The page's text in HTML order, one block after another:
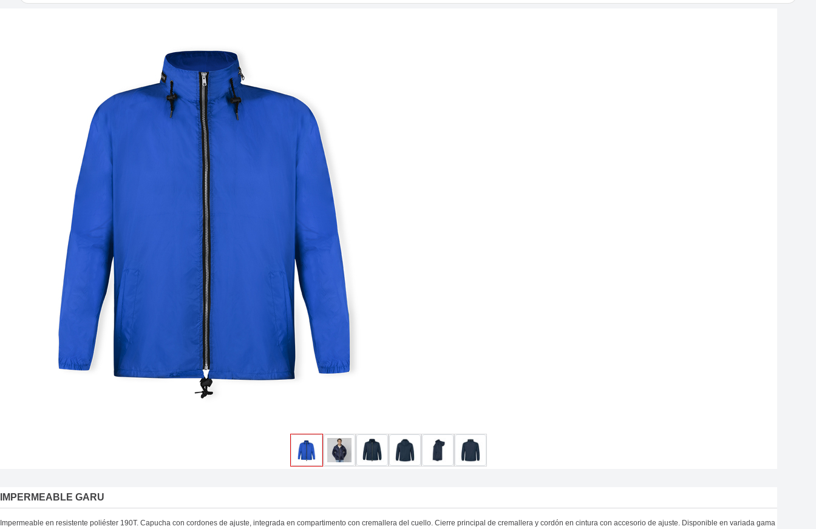
IMPERMEABLE GARU
Impermeable en resistente poliéster 190T. Capucha con cordones de ajuste, integrada en compartimento con cremallera del cuello. Cierre principal de cremallera y cordón en cintura con accesorio de ajuste. Disponible en variada gama